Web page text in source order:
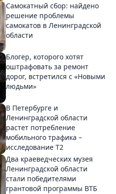
Самокатный сбор: найдено
решение проблемы
самокатов в Ленинградской
области
Блогер, которого хотят
оштрафовать за ремонт
дорог, встретился с «Новыми
людьми»
В Петербурге и
Ленинградской области
растет потребление
мобильного трафика –
исследование T2
Два краеведческих музея
Ленинградской области
стали победителями
грантовой программы ВТБ